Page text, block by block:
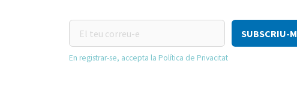
teu
correu-
En registrar-se, accepta la Política de Privacitat